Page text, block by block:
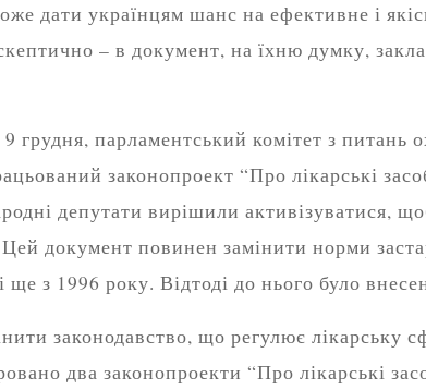
дати українцям шанс на ефективне і
– в документ, на їхню думку,
грудня, парламентський комітет з питань
законопроект “Про лікарські
депутати вирішили активізуватися,
документ повинен замінити норми
ще з 1996 року. Відтоді до нього було
законодавство, що регулює лікарську
два законопроекти “Про лікарські